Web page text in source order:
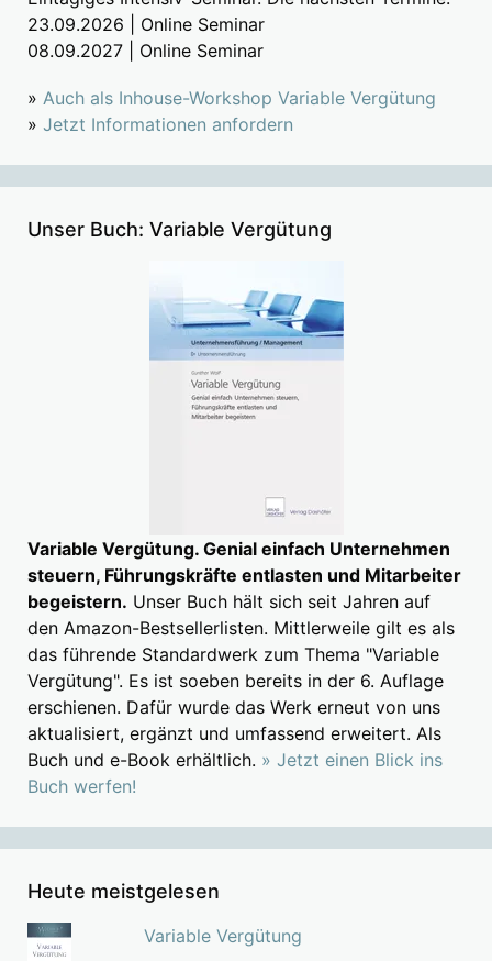
23.09.2026 | Online Seminar
08.09.2027 | Online Seminar
» Auch als Inhouse-Workshop Variable Vergütung
» Jetzt Informationen anfordern
Unser Buch: Variable Vergütung
Variable Vergütung. Genial einfach Unternehmen
steuern, Führungskräfte entlasten und Mitarbeiter
begeistern. Unser Buch hält sich seit Jahren auf
den Amazon-Bestsellerlisten. Mittlerweile gilt es als
das führende Standardwerk zum Thema "Variable
Vergütung". Es ist soeben bereits in der 6. Auflage
erschienen. Dafür wurde das Werk erneut von uns
aktualisiert, ergänzt und umfassend erweitert. Als
Buch und e-Book erhältlich. » Jetzt einen Blick ins
Buch werfen!
Heute meistgelesen
Variable Vergütung